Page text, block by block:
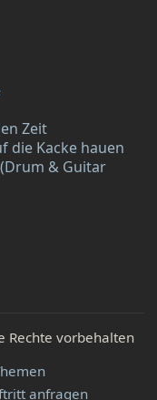
Zeit
die Kacke hauen
& Guitar
Rechte vorbehalten
anfragen